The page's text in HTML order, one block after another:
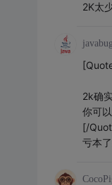
2K太
2k确
你可
[/
亏本